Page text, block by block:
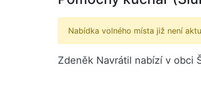
Nabídka volného místa již není
Zdeněk Navrátil nabízí v obci